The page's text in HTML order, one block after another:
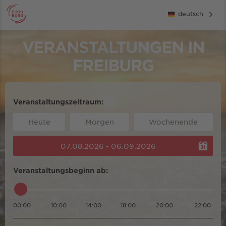
deutsch
VERANSTALTUNGEN IN
FREIBURG
Veranstaltungszeitraum:
Heute Morgen Wochenende
07.08.2026 - 06.09.2026
Veranstaltungsbeginn ab:
00:00 10:00 14:00 18:00 20:00 22:00